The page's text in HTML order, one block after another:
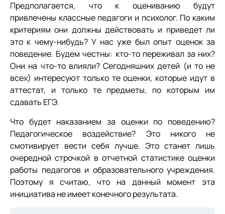
Предполагается, что к оцениванию будут
привлечены классные педагоги и психолог. По каким
критериям они должны действовать и приведет ли
это к чему-нибудь? У нас уже был опыт оценок за
поведение. Будем честны: кто-то переживал за них?
Они на что-то влияли? Сегодняшних детей (и то не
всех) интересуют только те оценки, которые идут в
аттестат, и только те предметы, по которым им
сдавать ЕГЭ.
Что будет наказанием за оценки по поведению?
Педагогическое воздействие? Это никого не
смотивирует вести себя лучше. Это станет лишь
очередной строчкой в отчетной статистике оценки
работы педагогов и образовательного учреждения.
Поэтому я считаю, что на данный момент эта
инициатива не имеет конечного результата.